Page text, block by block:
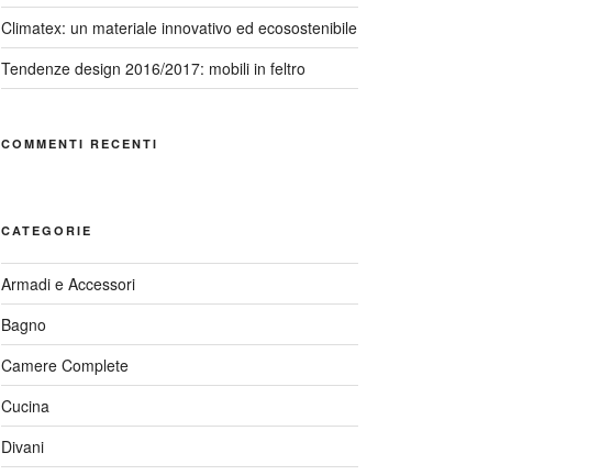
Climatex: un materiale innovativo ed ecosostenibile
Tendenze design 2016/2017: mobili in feltro
COMMENTI RECENTI
CATEGORIE
Armadi e Accessori
Bagno
Camere Complete
Cucina
Divani